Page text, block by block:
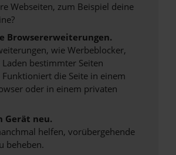
Webseiten, zum Beispiel deine
Browsererweiterungen.
wie Werbeblocker,
bestimmter Seiten
die Seite in einem
oder in einem privaten
Gerät neu.
helfen, vorübergehende
beheben.